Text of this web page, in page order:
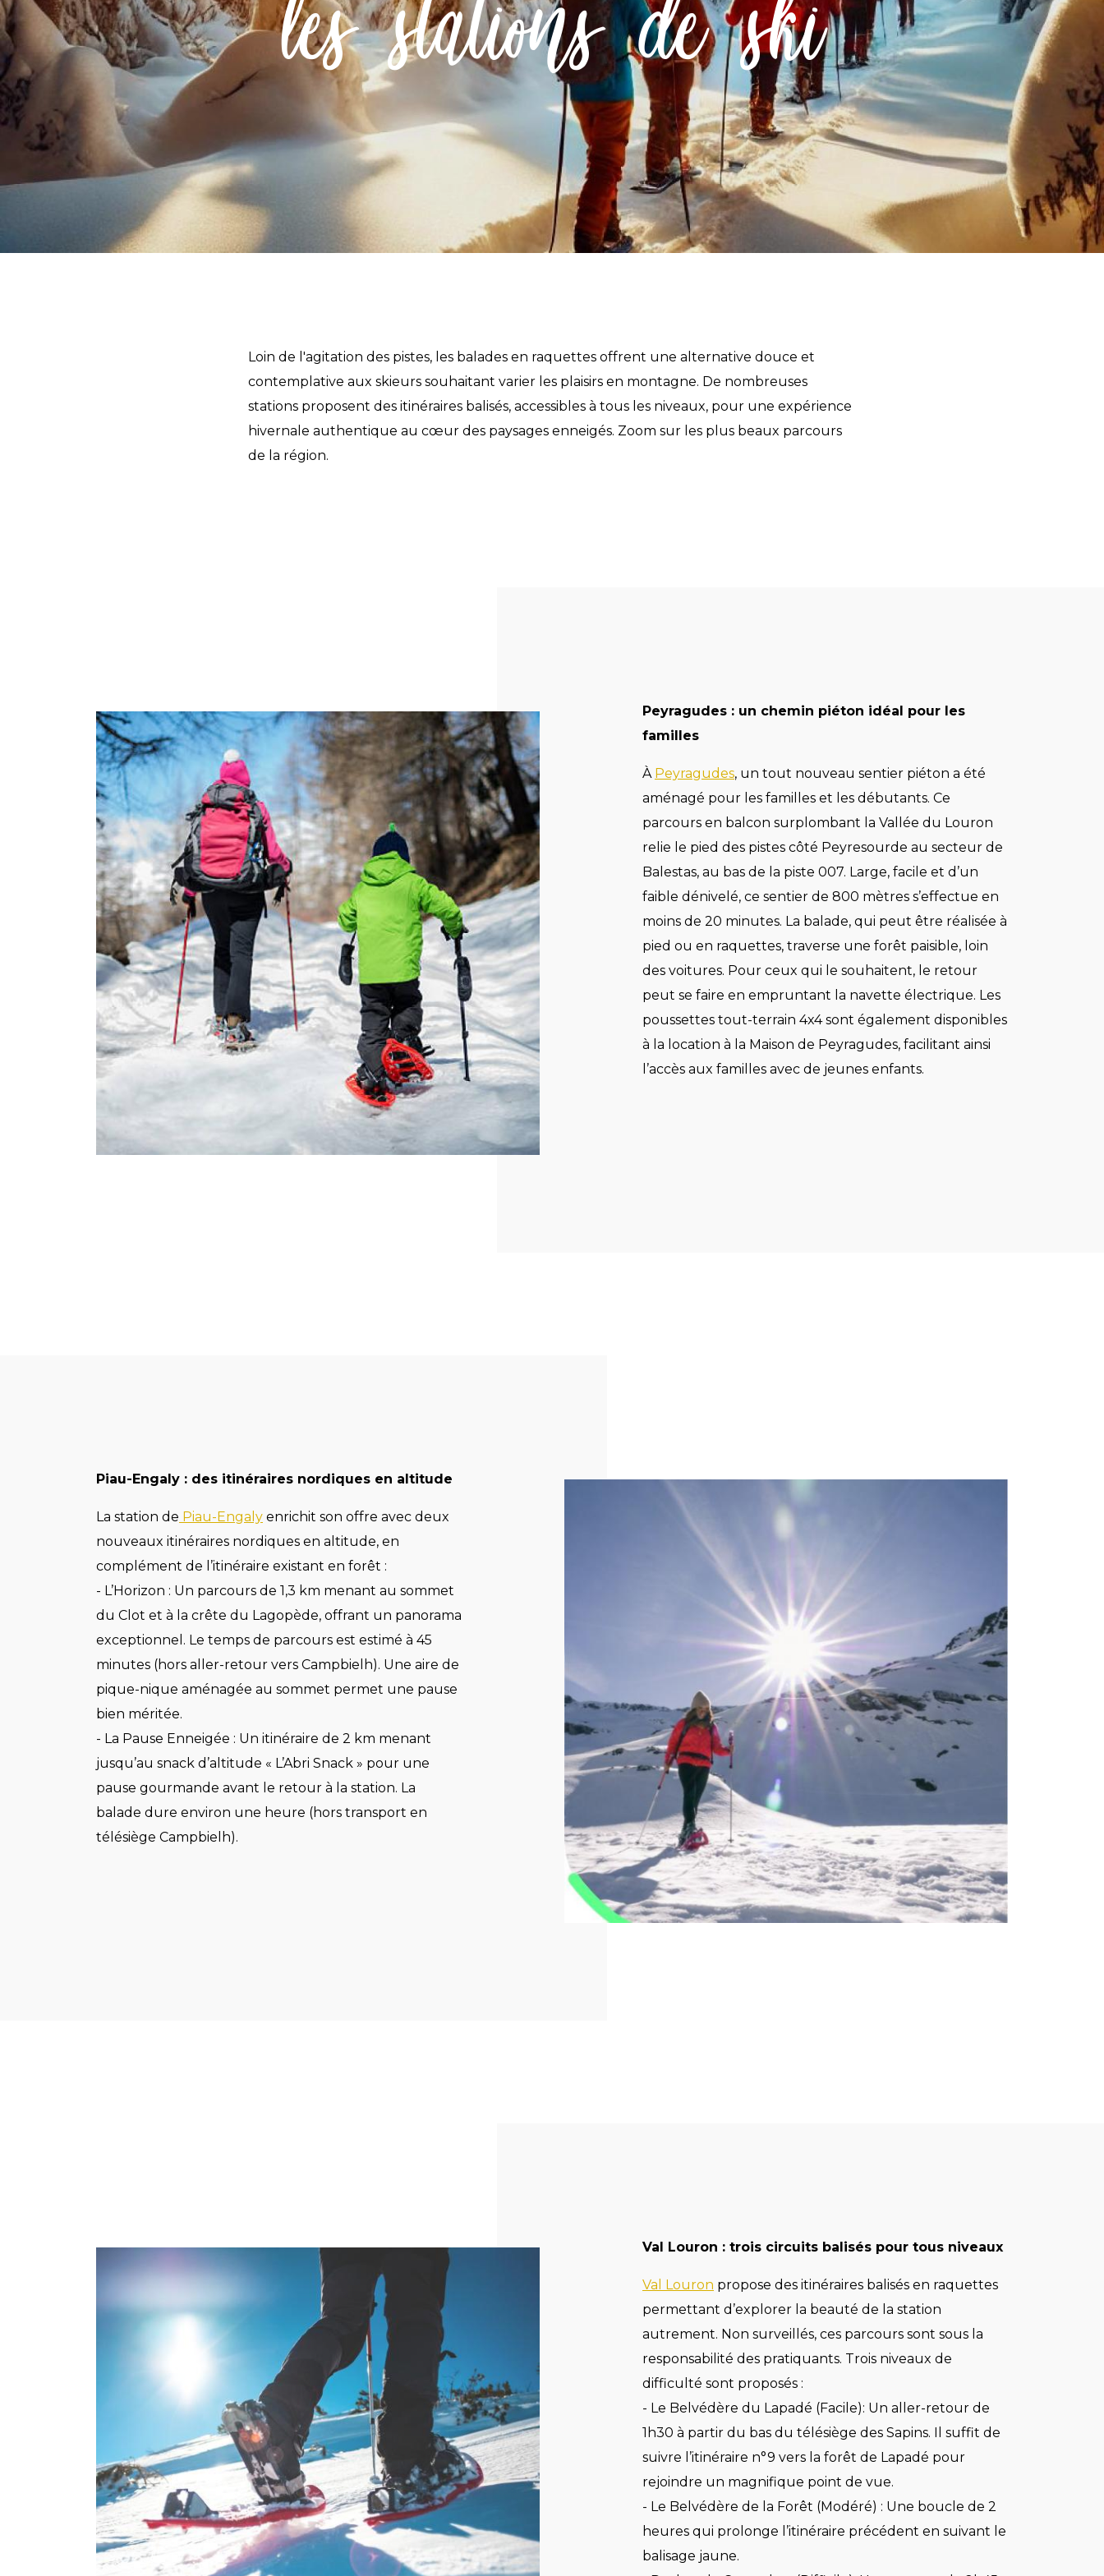
Loin de l'agitation des pistes, les balades en raquettes offrent une alternative douce et
contemplative aux skieurs souhaitant varier les plaisirs en montagne. De nombreuses
stations proposent des itinéraires balisés, accessibles à tous les niveaux, pour une expérience
hivernale authentique au cœur des paysages enneigés. Zoom sur les plus beaux parcours
de la région.
Peyragudes : un chemin piéton idéal pour les
familles
À Peyragudes, un tout nouveau sentier piéton a été
aménagé pour les familles et les débutants. Ce
parcours en balcon surplombant la Vallée du Louron
relie le pied des pistes côté Peyresourde au secteur de
Balestas, au bas de la piste 007. Large, facile et d’un
faible dénivelé, ce sentier de 800 mètres s’effectue en
moins de 20 minutes. La balade, qui peut être réalisée à
pied ou en raquettes, traverse une forêt paisible, loin
des voitures. Pour ceux qui le souhaitent, le retour
peut se faire en empruntant la navette électrique. Les
poussettes tout-terrain 4x4 sont également disponibles
à la location à la Maison de Peyragudes, facilitant ainsi
l’accès aux familles avec de jeunes enfants.
Piau-Engaly : des itinéraires nordiques en altitude
La station de Piau-Engaly enrichit son offre avec deux
nouveaux itinéraires nordiques en altitude, en
complément de l’itinéraire existant en forêt :
- L’Horizon : Un parcours de 1,3 km menant au sommet
du Clot et à la crête du Lagopède, offrant un panorama
exceptionnel. Le temps de parcours est estimé à 45
minutes (hors aller-retour vers Campbielh). Une aire de
pique-nique aménagée au sommet permet une pause
bien méritée.
- La Pause Enneigée : Un itinéraire de 2 km menant
jusqu’au snack d’altitude « L’Abri Snack » pour une
pause gourmande avant le retour à la station. La
balade dure environ une heure (hors transport en
télésiège Campbielh).
Val Louron : trois circuits balisés pour tous niveaux
Val Louron propose des itinéraires balisés en raquettes
permettant d’explorer la beauté de la station
autrement. Non surveillés, ces parcours sont sous la
responsabilité des pratiquants. Trois niveaux de
difficulté sont proposés :
- Le Belvédère du Lapadé (Facile): Un aller-retour de
1h30 à partir du bas du télésiège des Sapins. Il suffit de
suivre l’itinéraire n°9 vers la forêt de Lapadé pour
rejoindre un magnifique point de vue.
- Le Belvédère de la Forêt (Modéré) : Une boucle de 2
heures qui prolonge l’itinéraire précédent en suivant le
balisage jaune.